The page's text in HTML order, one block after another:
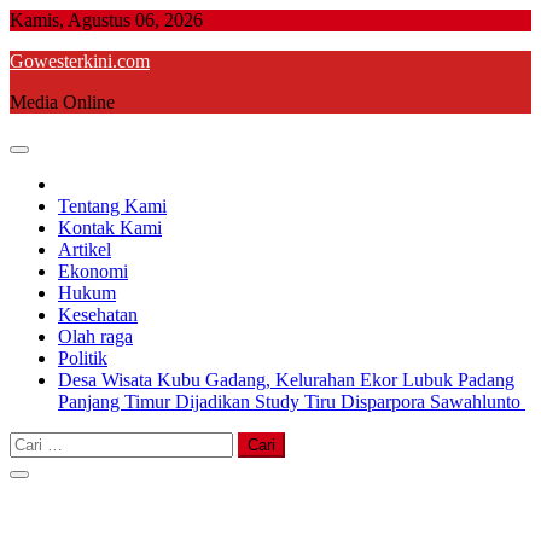
Skip
content
Kamis, Agustus 06, 2026
Gowesterkini.com
Media Online
Tentang Kami
Kontak Kami
Artikel
Ekonomi
Hukum
Kesehatan
Olah raga
Politik
Desa Wisata Kubu Gadang, Kelurahan Ekor Lubuk Padang
Panjang Timur Dijadikan Study Tiru Disparpora Sawahlunto
Cari
untuk: